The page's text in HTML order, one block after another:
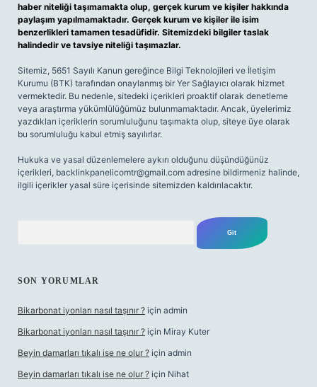
haber niteliği taşımamakta olup, gerçek kurum ve kişiler hakkında
paylaşım yapılmamaktadır. Gerçek kurum ve kişiler ile isim
benzerlikleri tamamen tesadüfidir. Sitemizdeki bilgiler taslak
halindedir ve tavsiye niteliği taşımazlar.
Sitemiz, 5651 Sayılı Kanun gereğince Bilgi Teknolojileri ve İletişim
Kurumu (BTK) tarafından onaylanmış bir Yer Sağlayıcı olarak hizmet
vermektedir. Bu nedenle, sitedeki içerikleri proaktif olarak denetleme
veya araştırma yükümlülüğümüz bulunmamaktadır. Ancak, üyelerimiz
yazdıkları içeriklerin sorumluluğunu taşımakta olup, siteye üye olarak
bu sorumluluğu kabul etmiş sayılırlar.
Hukuka ve yasal düzenlemelere aykırı olduğunu düşündüğünüz
içerikleri, backlinkpanelicomtr@gmail.com adresine bildirmeniz halinde,
ilgili içerikler yasal süre içerisinde sitemizden kaldırılacaktır.
SON YORUMLAR
Bikarbonat iyonları nasıl taşınır ? için admin
Bikarbonat iyonları nasıl taşınır ? için Miray Kuter
Beyin damarları tıkalı ise ne olur ? için admin
Beyin damarları tıkalı ise ne olur ? için Nihat